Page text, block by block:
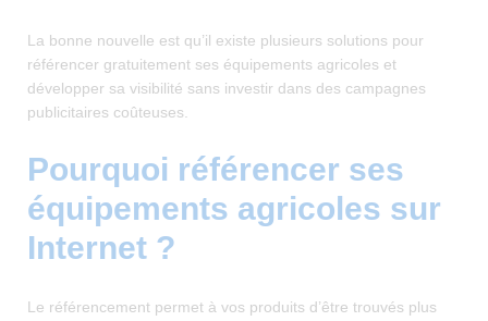
La bonne nouvelle est qu’il existe plusieurs solutions pour
référencer gratuitement ses équipements agricoles et
développer sa visibilité sans investir dans des campagnes
publicitaires coûteuses.
Pourquoi référencer ses
équipements agricoles sur
Internet ?
Le référencement permet à vos produits d’être trouvés plus